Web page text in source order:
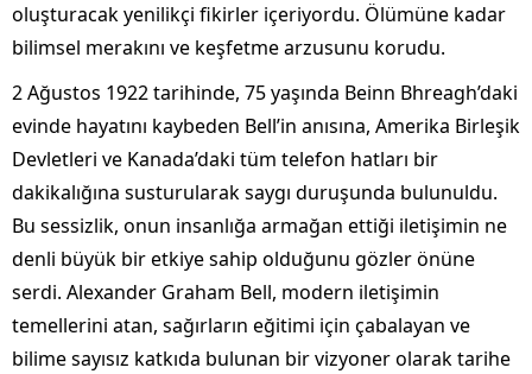
oluşturacak yenilikçi fikirler içeriyordu. Ölümüne kadar
bilimsel merakını ve keşfetme arzusunu korudu.
2 Ağustos 1922 tarihinde, 75 yaşında Beinn Bhreagh’daki
evinde hayatını kaybeden Bell’in anısına, Amerika Birleşik
Devletleri ve Kanada’daki tüm telefon hatları bir
dakikalığına susturularak saygı duruşunda bulunuldu.
Bu sessizlik, onun insanlığa armağan ettiği iletişimin ne
denli büyük bir etkiye sahip olduğunu gözler önüne
serdi. Alexander Graham Bell, modern iletişimin
temellerini atan, sağırların eğitimi için çabalayan ve
bilime sayısız katkıda bulunan bir vizyoner olarak tarihe